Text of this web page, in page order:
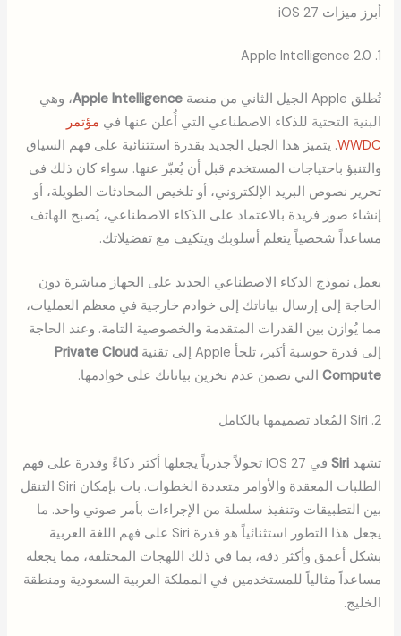
أبرز ميزات iOS 27
1. Apple Intelligence 2.0
تُطلق Apple الجيل الثاني من منصة Apple Intelligence، وهي
البنية التحتية للذكاء الاصطناعي التي أُعلن عنها في مؤتمر
WWDC. يتميز هذا الجيل الجديد بقدرة استثنائية على فهم السياق
والتنبؤ باحتياجات المستخدم قبل أن يُعبّر عنها. سواء كان ذلك في
تحرير نصوص البريد الإلكتروني، أو تلخيص المحادثات الطويلة، أو
إنشاء صور فريدة بالاعتماد على الذكاء الاصطناعي، يُصبح الهاتف
مساعداً شخصياً يتعلم أسلوبك ويتكيف مع تفضيلاتك.
يعمل نموذج الذكاء الاصطناعي الجديد على الجهاز مباشرة دون
الحاجة إلى إرسال بياناتك إلى خوادم خارجية في معظم العمليات،
مما يُوازن بين القدرات المتقدمة والخصوصية التامة. وعند الحاجة
إلى قدرة حوسبة أكبر، تلجأ Apple إلى تقنية
Private Cloud
Compute التي تضمن عدم تخزين بياناتك على خوادمها.
2. Siri المُعاد تصميمها بالكامل
تشهدSiri
في iOS 27 تحولاً جذرياً يجعلها أكثر ذكاءً وقدرة على فهم
الطلبات المعقدة والأوامر متعددة الخطوات. بات بإمكان Siri التنقل
بين التطبيقات وتنفيذ سلسلة من الإجراءات بأمر صوتي واحد. ما
يجعل هذا التطور استثنائياً هو قدرة Siri على فهم اللغة العربية
بشكل أعمق وأكثر دقة، بما في ذلك اللهجات المختلفة، مما يجعله
مساعداً مثالياً للمستخدمين في المملكة العربية السعودية ومنطقة
الخليج.